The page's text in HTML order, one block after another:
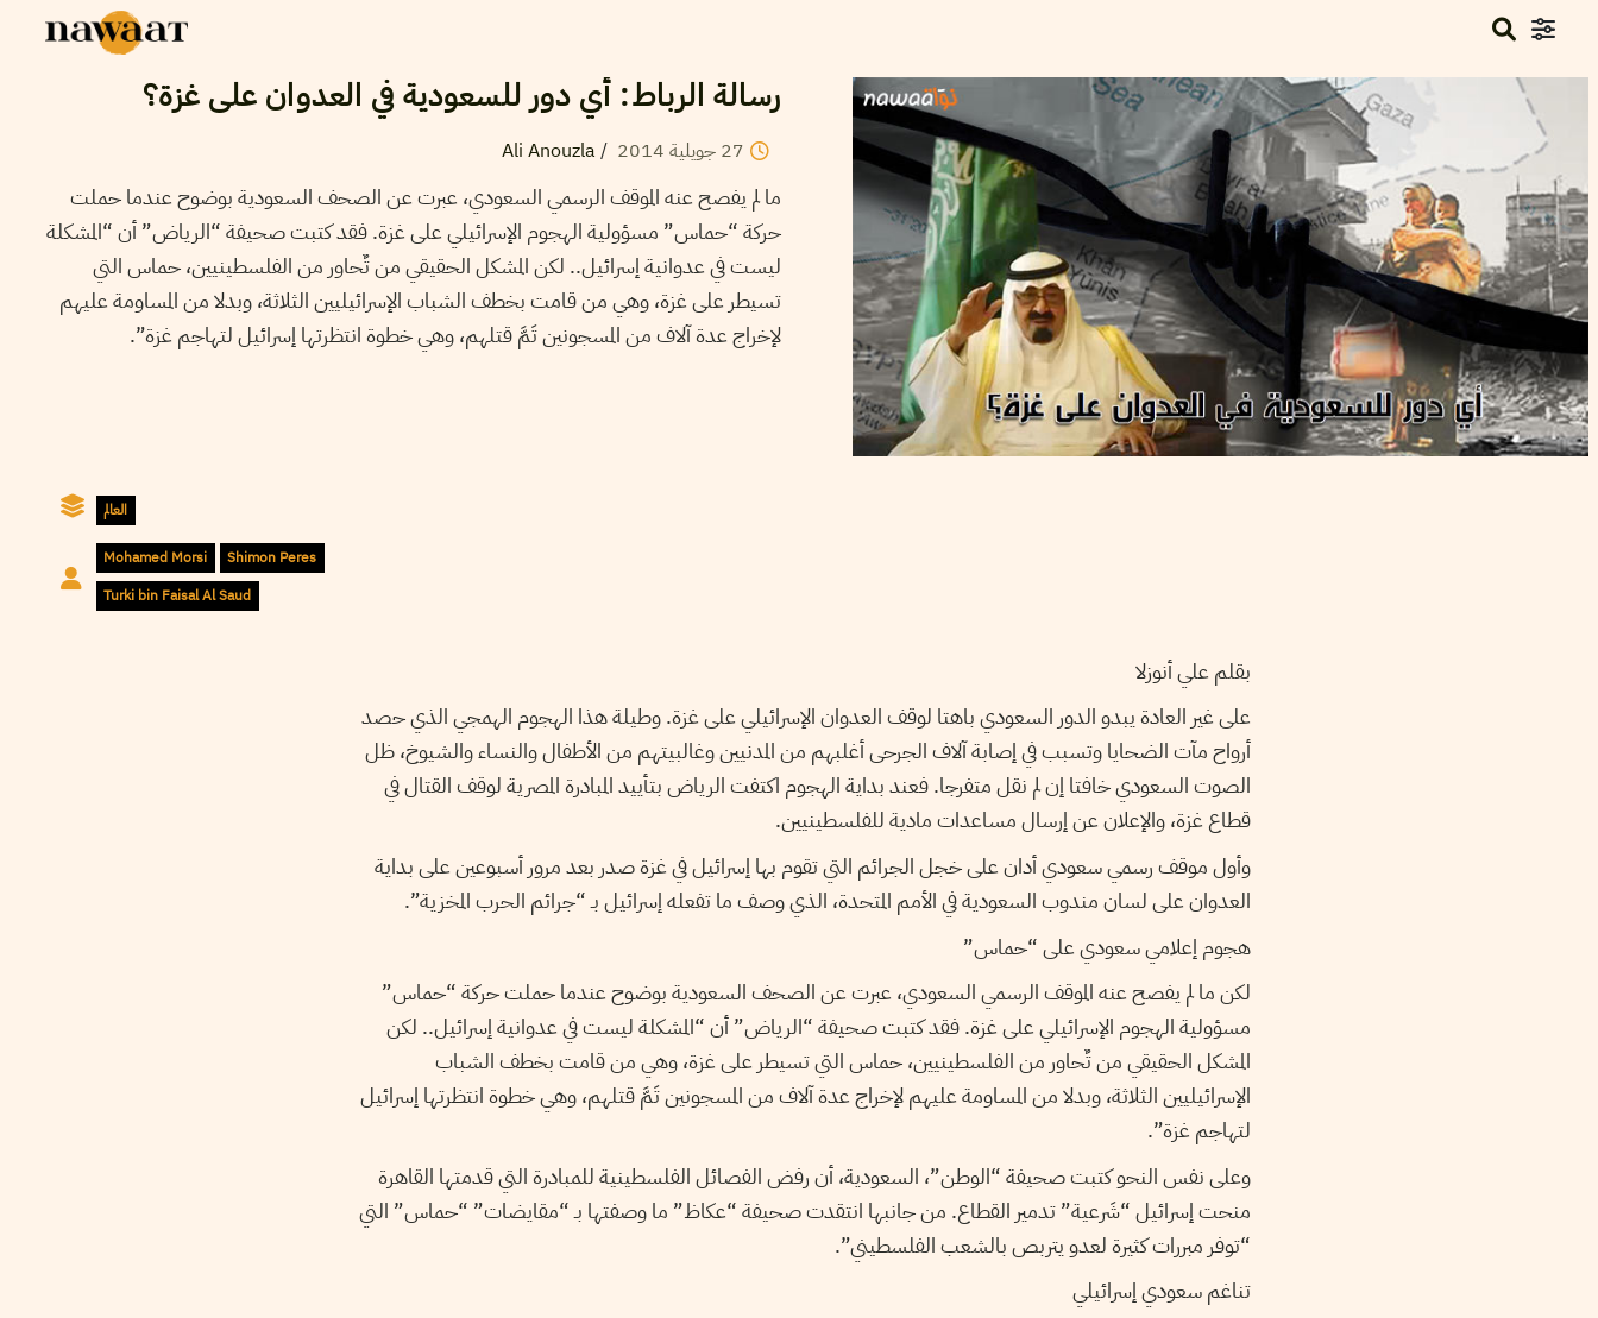
رسالة الرباط: أي دور للسعودية في العدوان على غزة؟
27 جويلية 2014
/
Ali Anouzla
ما لم يفصح عنه الموقف الرسمي السعودي، عبرت عن الصحف السعودية بوضوح عندما حملت
حركة “حماس” مسؤولية الهجوم الإسرائيلي على غزة. فقد كتبت صحيفة “الرياض” أن “المشكلة
ليست في عدوانية إسرائيل.. لكن المشكل الحقيقي من تٌحاور من الفلسطينيين، حماس التي
تسيطر على غزة، وهي من قامت بخطف الشباب الإسرائيليين الثلاثة، وبدلا من المساومة عليهم
لإخراج عدة آلاف من المسجونين تَمَّ قتلهم، وهي خطوة انتظرتها إسرائيل لتهاجم غزة”.
العالم
Mohamed Morsi
Shimon Peres
Turki bin Faisal Al Saud
بقلم علي أنوزلا
على غير العادة يبدو الدور السعودي باهتا لوقف العدوان الإسرائيلي على غزة. وطيلة هذا الهجوم الهمجي الذي حصد
أرواح مآت الضحايا وتسبب في إصابة آلاف الجرحى أغلبهم من المدنيين وغالبيتهم من الأطفال والنساء والشيوخ، ظل
الصوت السعودي خافتا إن لم نقل متفرجا. فعند بداية الهجوم اكتفت الرياض بتأييد المبادرة المصرية لوقف القتال في
قطاع غزة، والإعلان عن إرسال مساعدات مادية للفلسطينيين.
وأول موقف رسمي سعودي أدان على خجل الجرائم التي تقوم بها إسرائيل في غزة صدر بعد مرور أسبوعين على بداية
العدوان على لسان مندوب السعودية في الأمم المتحدة، الذي وصف ما تفعله إسرائيل بـ “جرائم الحرب المخزية”.
هجوم إعلامي سعودي على “حماس”
لكن ما لم يفصح عنه الموقف الرسمي السعودي، عبرت عن الصحف السعودية بوضوح عندما حملت حركة “حماس”
مسؤولية الهجوم الإسرائيلي على غزة. فقد كتبت صحيفة “الرياض” أن “المشكلة ليست في عدوانية إسرائيل.. لكن
المشكل الحقيقي من تٌحاور من الفلسطينيين، حماس التي تسيطر على غزة، وهي من قامت بخطف الشباب
الإسرائيليين الثلاثة، وبدلا من المساومة عليهم لإخراج عدة آلاف من المسجونين تَمَّ قتلهم، وهي خطوة انتظرتها إسرائيل
لتهاجم غزة”.
وعلى نفس النحو كتبت صحيفة “الوطن”، السعودية، أن رفض الفصائل الفلسطينية للمبادرة التي قدمتها القاهرة
منحت إسرائيل “شَرعية” تدمير القطاع. من جانبها انتقدت صحيفة “عكاظ” ما وصفتها بـ “مقايضات” “حماس” التي
“توفر مبررات كثيرة لعدو يتربص بالشعب الفلسطيني”.
تناغم سعودي إسرائيلي